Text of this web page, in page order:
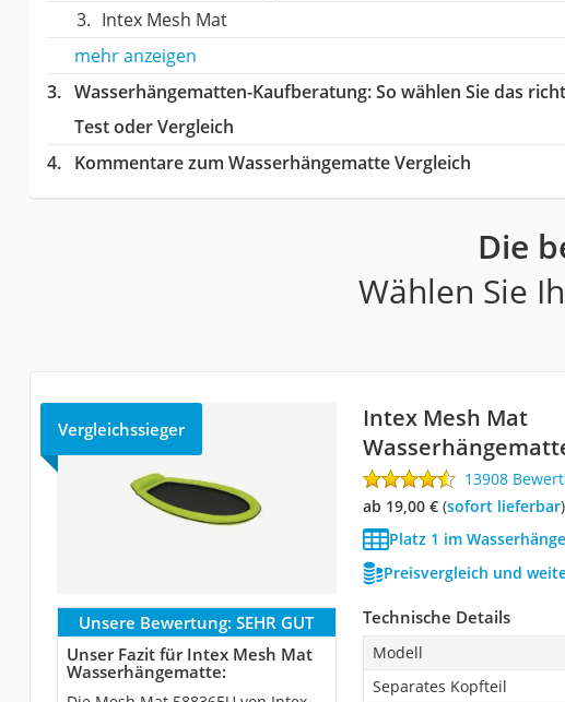
Intex Mesh Mat
mehr anzeigen
Wasserhängematten-Kaufberatung: So wählen Sie das
Test oder Vergleich
Kommentare zum Wasserhängematte Vergleich
Die
Wählen Sie
Vergleichssieger
Intex Mesh Mat
13908
ab 19,00 €( Sofort lieferbar)
Platz 1 im
Preisvergleich und
Unsere Bewertung: SEHR GUT
Unser Fazit für Intex Mesh Mat
Wasserhängematte:
Technische Details
Modell
Separates Kopfteil